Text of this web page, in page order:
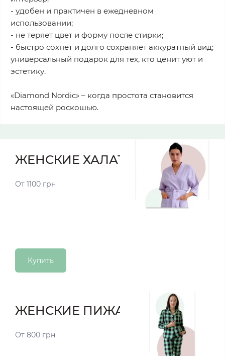
- удобен и практичен в ежедневном
использовании;
- не теряет цвет и форму после стирки;
- быстро сохнет и долго сохраняет аккуратный вид;
универсальный подарок для тех, кто ценит уют и
эстетику.
«Diamond Nordic» – когда простота становится
настоящей роскошью.
ЖЕНСКИЕ ХАЛАТЫ
От 1100 грн
Купить
ЖЕНСКИЕ ПИЖАМЫ
От 800 грн